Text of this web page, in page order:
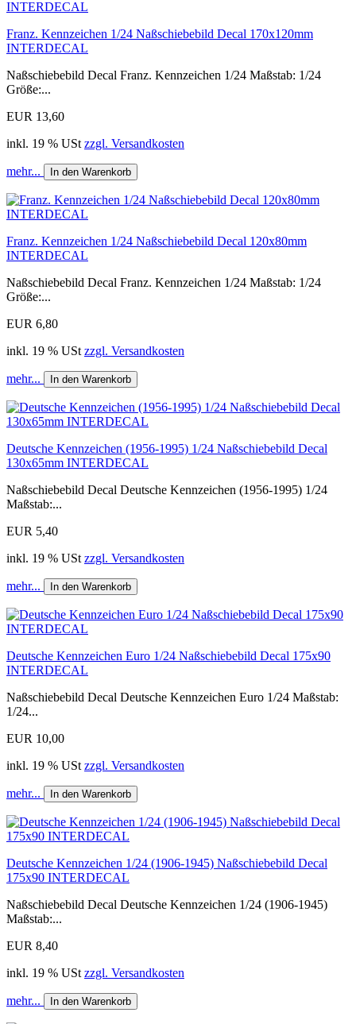
Franz. Kennzeichen 1/24 Naßschiebebild Decal 170x120mm
INTERDECAL
Naßschiebebild Decal Franz. Kennzeichen 1/24 Maßstab: 1/24
Größe:...
EUR 13,60
inkl. 19 % USt zzgl. Versandkosten
mehr... In den Warenkorb
Franz. Kennzeichen 1/24 Naßschiebebild Decal 120x80mm
INTERDECAL
Naßschiebebild Decal Franz. Kennzeichen 1/24 Maßstab: 1/24
Größe:...
EUR 6,80
inkl. 19 % USt zzgl. Versandkosten
mehr... In den Warenkorb
Deutsche Kennzeichen (1956-1995) 1/24 Naßschiebebild Decal
130x65mm INTERDECAL
Naßschiebebild Decal Deutsche Kennzeichen (1956-1995) 1/24
Maßstab:...
EUR 5,40
inkl. 19 % USt zzgl. Versandkosten
mehr... In den Warenkorb
Deutsche Kennzeichen Euro 1/24 Naßschiebebild Decal 175x90
INTERDECAL
Naßschiebebild Decal Deutsche Kennzeichen Euro 1/24 Maßstab:
1/24...
EUR 10,00
inkl. 19 % USt zzgl. Versandkosten
mehr... In den Warenkorb
Deutsche Kennzeichen 1/24 (1906-1945) Naßschiebebild Decal
175x90 INTERDECAL
Naßschiebebild Decal Deutsche Kennzeichen 1/24 (1906-1945)
Maßstab:...
EUR 8,40
inkl. 19 % USt zzgl. Versandkosten
mehr... In den Warenkorb